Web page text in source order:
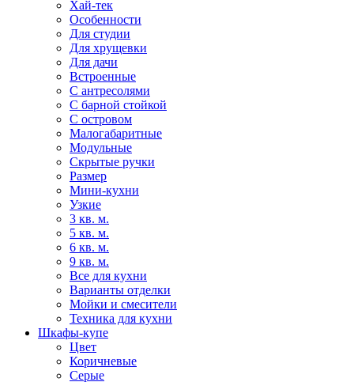
Хай-тек
Особенности
Для студии
Для хрущевки
Для дачи
Встроенные
С антресолями
С барной стойкой
С островом
Малогабаритные
Модульные
Скрытые ручки
Размер
Мини-кухни
Узкие
3 кв. м.
5 кв. м.
6 кв. м.
9 кв. м.
Все для кухни
Варианты отделки
Мойки и смесители
Техника для кухни
Шкафы-купе
Цвет
Коричневые
Серые